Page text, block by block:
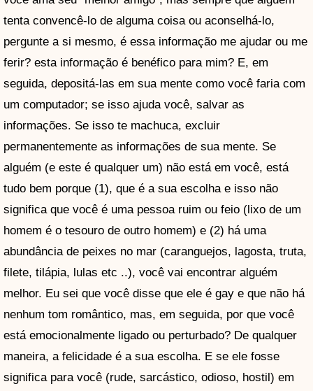
tenta convencê-lo de alguma coisa ou aconselhá-lo,
pergunte a si mesmo, é essa informação me ajudar ou me
ferir? esta informação é benéfico para mim? E, em
seguida, depositá-las em sua mente como você faria com
um computador; se isso ajuda você, salvar as
informações. Se isso te machuca, excluir
permanentemente as informações de sua mente. Se
alguém (e este é qualquer um) não está em você, está
tudo bem porque (1), que é a sua escolha e isso não
significa que você é uma pessoa ruim ou feio (lixo de um
homem é o tesouro de outro homem) e (2) há uma
abundância de peixes no mar (caranguejos, lagosta, truta,
filete, tilápia, lulas etc ..), você vai encontrar alguém
melhor. Eu sei que você disse que ele é gay e que não há
nenhum tom romântico, mas, em seguida, por que você
está emocionalmente ligado ou perturbado? De qualquer
maneira, a felicidade é a sua escolha. E se ele fosse
significa para você (rude, sarcástico, odioso, hostil) em